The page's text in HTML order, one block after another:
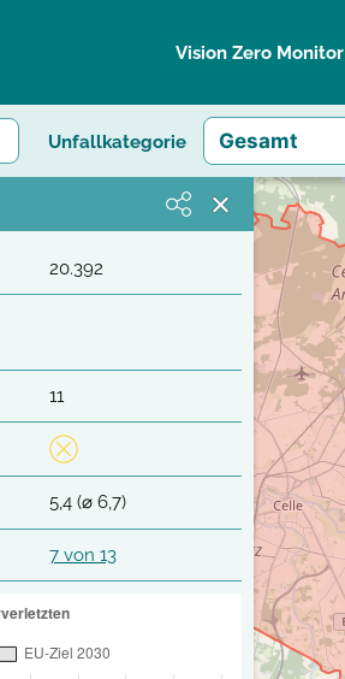
Vision Zero Monitor
Unfallkategorie
20.392
11
5,4 (⌀ 6,7)
7 von 13